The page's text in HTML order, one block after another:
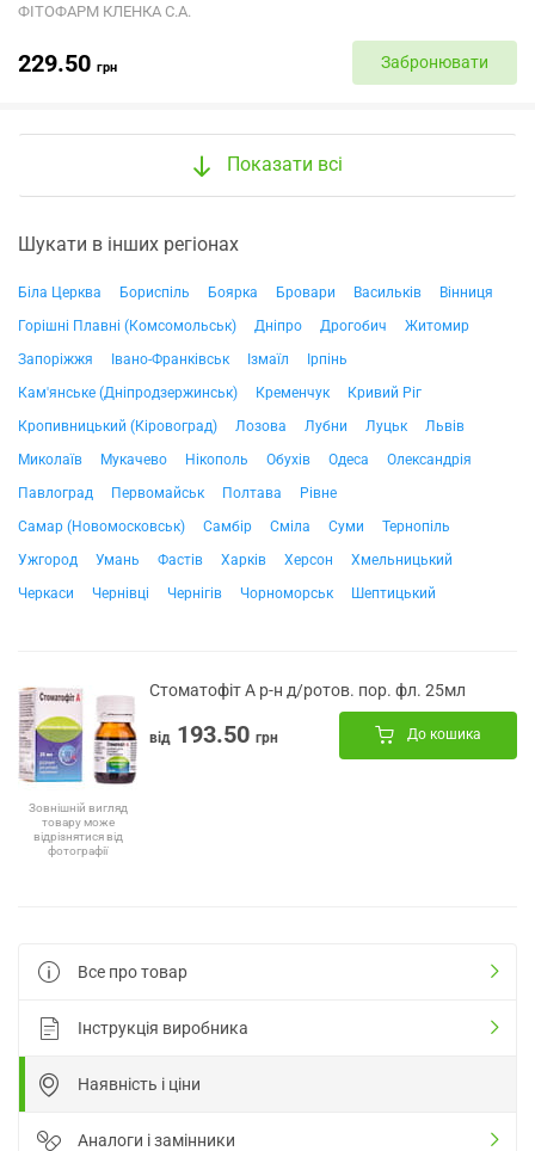
ФІТОФАРМ КЛЕНКА С.А.
229.50 грн Забронювати
Показати всі
Шукати в інших регіонах
Біла Церква Бориспіль Боярка Бровари Васильків
Вінниця
Горішні Плавні (Комсомольськ)
Дніпро Дрогобич
Житомир
Запоріжжя
Івано-Франківськ Ізмаїл
Ірпінь
Кам'янське (Дніпродзержинськ)
Кременчук
Кривий Ріг
Кропивницький (Кіровоград)
Лозова Лубни Луцьк
Львів
Миколаїв
Мукачево Нікополь Обухів Одеса
Олександрія
Павлоград
Первомайськ Полтава
Рівне
Самар (Новомосковськ)
Самбір Сміла Суми
Тернопіль
Ужгород
Умань Фастів Харків Херсон
Хмельницький
Черкаси
Чернівці Чернігів Чорноморськ Шептицький
Зовнішній вигляд
товару може
відрізнятися від
фотографії
Стоматофіт А р-н д/ротов. пор. фл. 25мл
від 193.50 грн До кошика
Все про товар
Інструкція виробника
Наявність і ціни
Аналоги і замінники